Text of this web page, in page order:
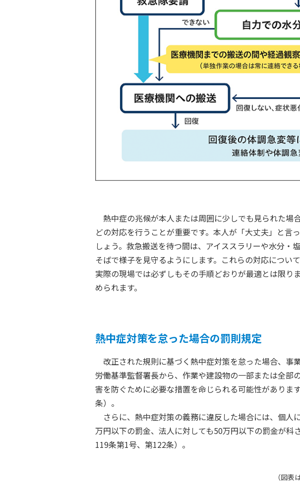
熱中症の兆候が本人または周囲に少しでも見られた場
どの対応を行うことが重要です。本人が「大丈夫」と言
しょう。救急搬送を待つ間は、アイススラリーや水分
そばで様子を見守るようにします。これらの対応につい
実際の現場では必ずしもその手順どおりが最適とは限
められます。
熱中症対策を怠った場合の罰則規定
改正された規則に基づく熱中症対策を怠った場合、事
労働基準監督署長から、作業や建設物の一部または全部
害を防ぐために必要な措置を命じられる可能性がありま
条）。
さらに、熱中症対策の義務に違反した場合には、個人
万円以下の罰金、法人に対しても50万円以下の罰金が科
119条第1号、第122条）。
（図表